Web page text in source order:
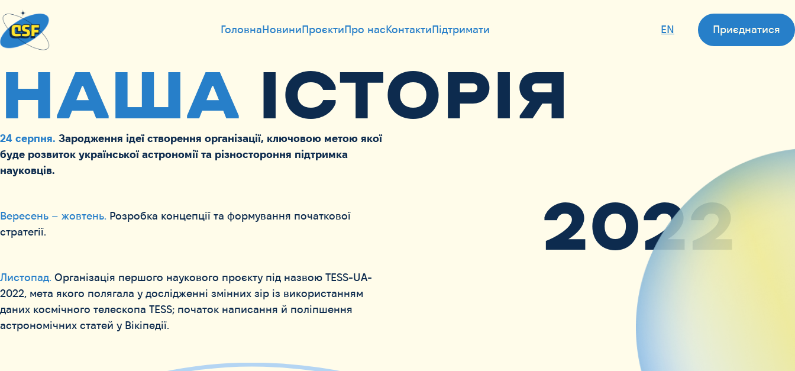
ГоловнаНовиниПроєктиПро насКонтактиПідтримати EN Приєднатися
НАША ІСТОРІЯ
24 серпня. Зародження ідеї створення організації, ключовою метою якої
буде розвиток української астрономії та різностороння підтримка
науковців.
Вересень – жовтень. Розробка концепції та формування початкової
стратегії.
Листопад. Організація першого наукового проєкту під назвою TESS-UA-
2022, мета якого полягала у дослідженні змінних зір із використанням
даних космічного телескопа TESS; початок написання й поліпшення
астрономічних статей у Вікіпедії.
2022